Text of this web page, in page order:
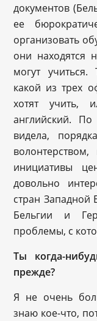
документов
ее
организовать
они находятся
могут
какой из трех
хотят учить,
английский.
видела,
инициативы
довольно
стран Западной
Бельгии и
проблемы, с
Ты когда-
прежде?
Я не очень
знаю кое-что,